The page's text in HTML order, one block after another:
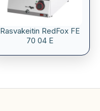
Rasvakeitin RedFox FE
70 04 E